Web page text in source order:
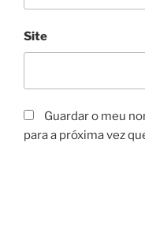
Site
Guardar o meu
para a próxima vez